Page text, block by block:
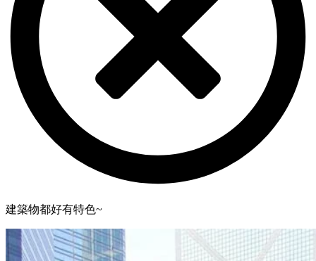
建築物都好有特色~